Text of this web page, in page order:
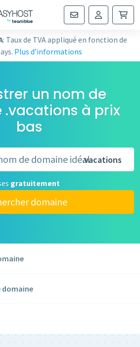
: Taux de TVA appliqué en fonction de
Plus d’informations
un nom de
à prix
bas
.vacations
gratuitement
domaine
domaine